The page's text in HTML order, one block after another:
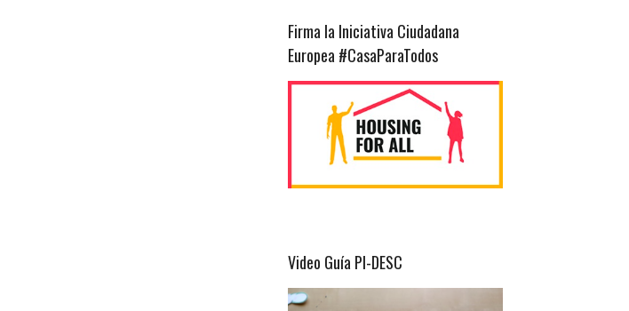
Firma la Iniciativa Ciudadana
Europea #CasaParaTodos
Video Guía PI-DESC